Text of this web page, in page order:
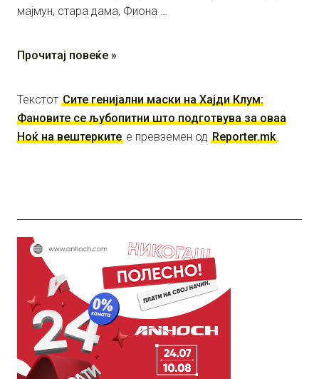
мајмун, стара дама, Фиона …
Прочитај повеќе »
Текстот Сите генијални маски на Хајди Клум:
Фановите се љубопитни што подготвува за оваа
Ноќ на вештерките е превземен од Reporter.mk.